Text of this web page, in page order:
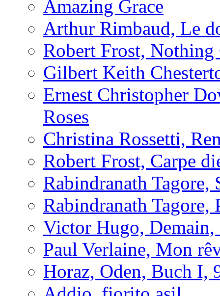
Amazing Grace
Arthur Rimbaud, Le
Robert Frost, Nothing
Gilbert Keith
Ernest Christopher
Roses
Christina Rossetti,
Robert Frost, Carpe
Rabindranath
Rabindranath Tagore,
Victor Hugo, Demain,
Paul Verlaine, Mon
Horaz, Oden, Buch I,